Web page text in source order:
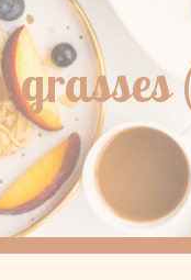
grasses